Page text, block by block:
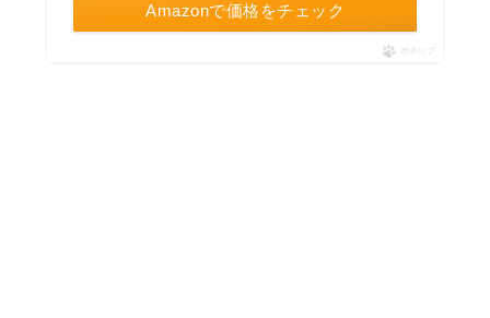
Amazonで価格をチェック
ポチップ